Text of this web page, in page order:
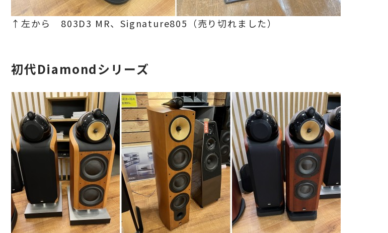
↑左から 803D3 MR、Signature805 （売り切れました）
初代Diamondシリーズ